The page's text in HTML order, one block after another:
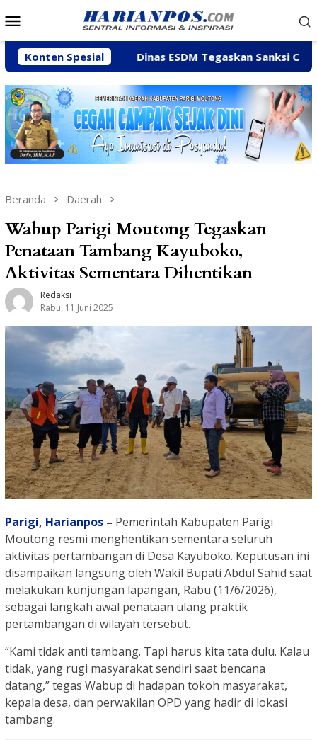
ke
Mobile
Konten SpesialDinas ESDM Tegaskan Sanksi CV BBN Belum
Beranda Daerah
Wabup Parigi Moutong Tegaskan
Penataan Tambang Kayuboko,
Aktivitas Sementara Dihentikan
Redaksi
Rabu, 11 Juni 2025
Parigi, Harianpos – Pemerintah Kabupaten Parigi
Moutong resmi menghentikan sementara seluruh
aktivitas pertambangan di Desa Kayuboko. Keputusan ini
disampaikan langsung oleh Wakil Bupati Abdul Sahid saat
melakukan kunjungan lapangan, Rabu (11/6/2026),
sebagai langkah awal penataan ulang praktik
pertambangan di wilayah tersebut.
“Kami tidak anti tambang. Tapi harus kita tata dulu. Kalau
tidak, yang rugi masyarakat sendiri saat bencana
datang,” tegas Wabup di hadapan tokoh masyarakat,
kepala desa, dan perwakilan OPD yang hadir di lokasi
tambang.